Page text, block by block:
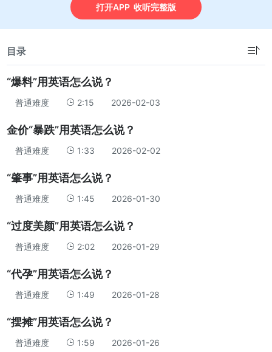
体会原汁原味的地道英语。每篇外刊分成知识点拆解—发音细节解析
—英语带读示范三步走。和努力的人一起学习，和优秀的人一起进
步，成为更好的自己。
打开APP 收听完整版
目录 ☰
“爆料”用英语怎么说？
普通难度 2:15 2026-02-03
金价“暴跌”用英语怎么说？
普通难度 1:33 2026-02-02
“肇事”用英语怎么说？
普通难度 1:45 2026-01-30
“过度美颜”用英语怎么说？
普通难度 2:02 2026-01-29
“代孕”用英语怎么说？
普通难度 1:49 2026-01-28
“摆摊”用英语怎么说？
普通难度 1:59 2026-01-26